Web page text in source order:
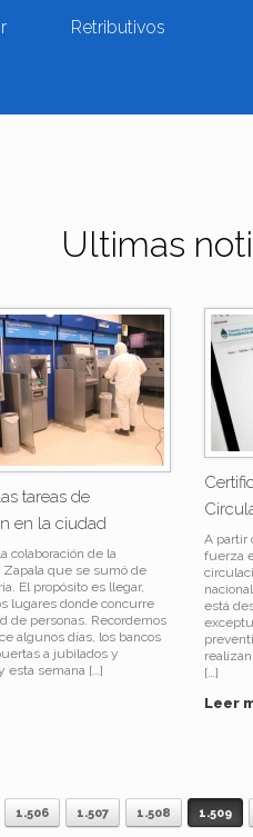
Retributivos
Ultimas
tareas de
en la ciudad
colaboración de la
Zapala que se sumó de
El propósito es llegar,
lugares donde concurre
de personas. Recordemos
algunos días, los bancos
a jubilados y
esta semana […]
A partir
fuerza
está
[…]
Leer
1.506 1.507 1.508 1.509